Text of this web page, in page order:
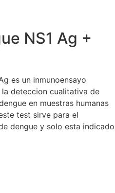
NS1 Ag +
es un inmunoensayo
deteccion cualitativa de
en muestras humanas
test sirve para el
dengue y solo esta indicado